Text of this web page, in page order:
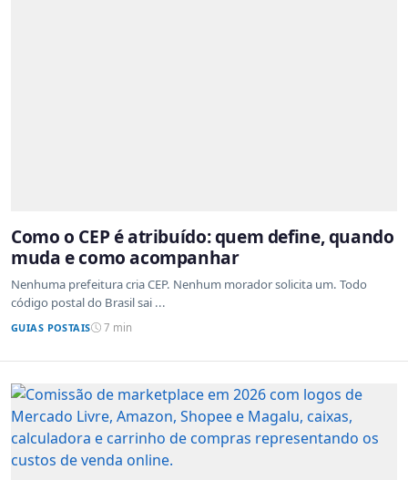
Como o CEP é atribuído: quem define, quando
muda e como acompanhar
Nenhuma prefeitura cria CEP. Nenhum morador solicita um. Todo
código postal do Brasil sai ...
GUIAS POSTAIS 7 min